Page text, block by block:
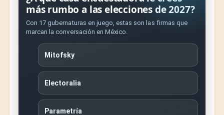
más rumbo a las elecciones de 2027?
Con 17 gubernaturas en juego, estas son las firmas que
marcan la conversación en México.
Mitofsky
Electoralia
Parametría